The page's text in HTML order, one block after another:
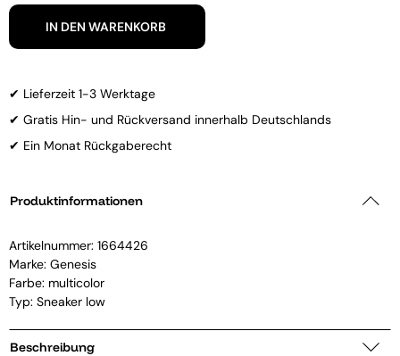
IN DEN WARENKORB
✔ Lieferzeit 1-3 Werktage
✔ Gratis Hin- und Rückversand innerhalb Deutschlands
✔ Ein Monat Rückgaberecht
Produktinformationen
Artikelnummer: 1664426
Marke: Genesis
Farbe: multicolor
Typ: Sneaker low
Beschreibung